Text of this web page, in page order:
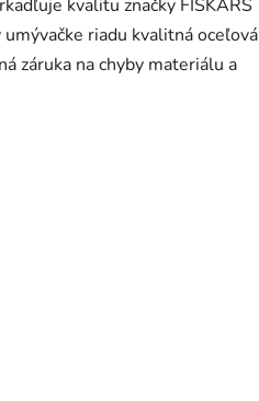
kvalitu značky FISKARS
riadu kvalitná oceľová
záruka na chyby materiálu a